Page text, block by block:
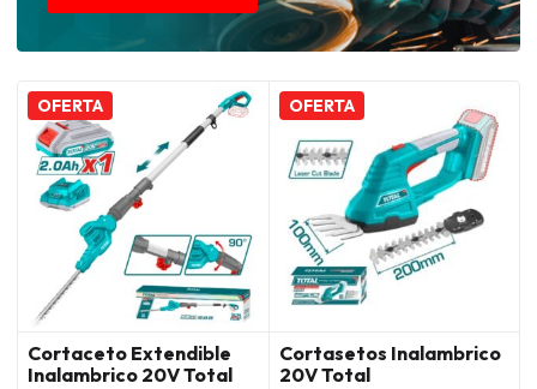
OFERTA
Cortaceto Extendible
Inalambrico 20V Total
OFERTA
Cortasetos Inalambrico
20V Total